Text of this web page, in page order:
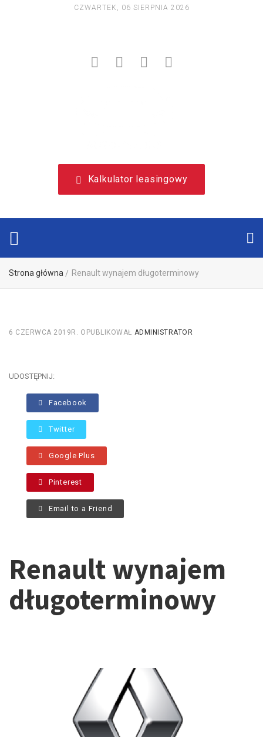
CZWARTEK, 06 SIERPNIA 2026
Kalkulator leasingowy
Strona główna Renault wynajem długoterminowy
6 CZERWCA 2019R. OPUBLIKOWAŁ ADMINISTRATOR
UDOSTĘPNIJ:
Facebook
Twitter
Google Plus
Pinterest
Email to a Friend
Renault wynajem
długoterminowy